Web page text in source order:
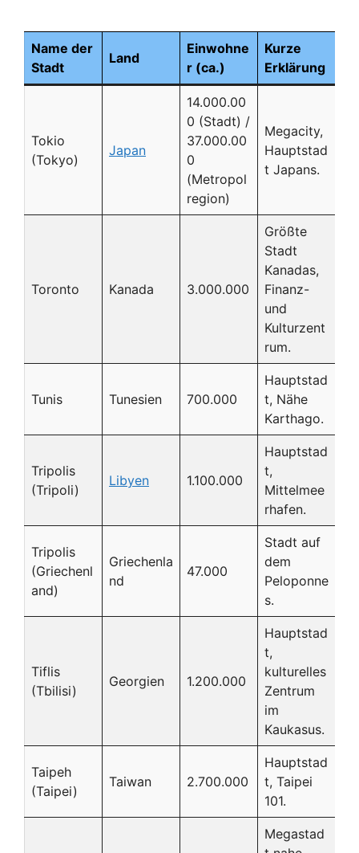
Name der
Stadt
Land
Einwohne
r (ca.)
Kurze
Erklärung
Tokio
(Tokyo)
Japan
14.000.00
0 (Stadt) /
37.000.00
0
(Metropol
region)
Megacity,
Hauptstad
t Japans.
Toronto Kanada 3.000.000
Größte
Stadt
Kanadas,
Finanz-
und
Kulturzent
rum.
Tunis Tunesien 700.000
Hauptstad
t, Nähe
Karthago.
Tripolis
(Tripoli)
Libyen 1.100.000
Hauptstad
t,
Mittelmee
rhafen.
Tripolis
(Griechenl
and)
Griechenla
nd
47.000
Stadt auf
dem
Peloponne
s.
Tiflis
(Tbilisi)
Georgien 1.200.000
Hauptstad
t,
kulturelles
Zentrum
im
Kaukasus.
Taipeh
(Taipei)
Taiwan 2.700.000
Hauptstad
t, Taipei
101.
Megastad